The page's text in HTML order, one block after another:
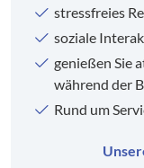
stressfreies
soziale
genießen Sie
während der
Rund um